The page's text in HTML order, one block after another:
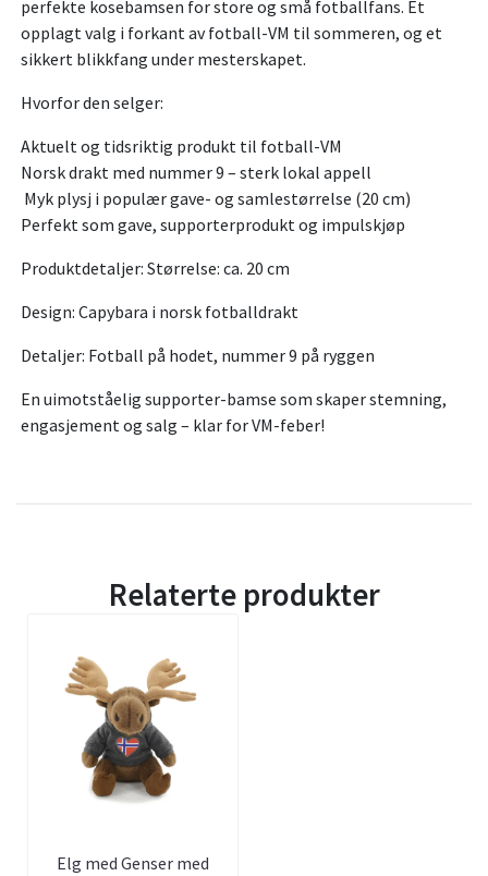
perfekte kosebamsen for store og små fotballfans. Et
opplagt valg i forkant av fotball-VM til sommeren, og et
sikkert blikkfang under mesterskapet.
Hvorfor den selger:
Aktuelt og tidsriktig produkt til fotball-VM
Norsk drakt med nummer 9 – sterk lokal appell
Myk plysj i populær gave- og samlestørrelse (20 cm)
Perfekt som gave, supporterprodukt og impulskjøp
Produktdetaljer: Størrelse: ca. 20 cm
Design: Capybara i norsk fotballdrakt
Detaljer: Fotball på hodet, nummer 9 på ryggen
En uimotståelig supporter-bamse som skaper stemning,
engasjement og salg – klar for VM-feber!
Relaterte produkter
Elg med Genser med